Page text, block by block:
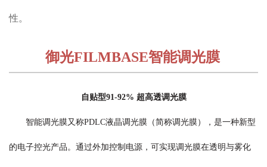
性。
御光FILMBASE智能调光膜
自贴型91-92% 超高透调光膜
智能调光膜又称PDLC液晶调光膜（简称调光膜），是一种新型
的电子控光产品。通过外加控制电源，可实现调光膜在透明与雾化